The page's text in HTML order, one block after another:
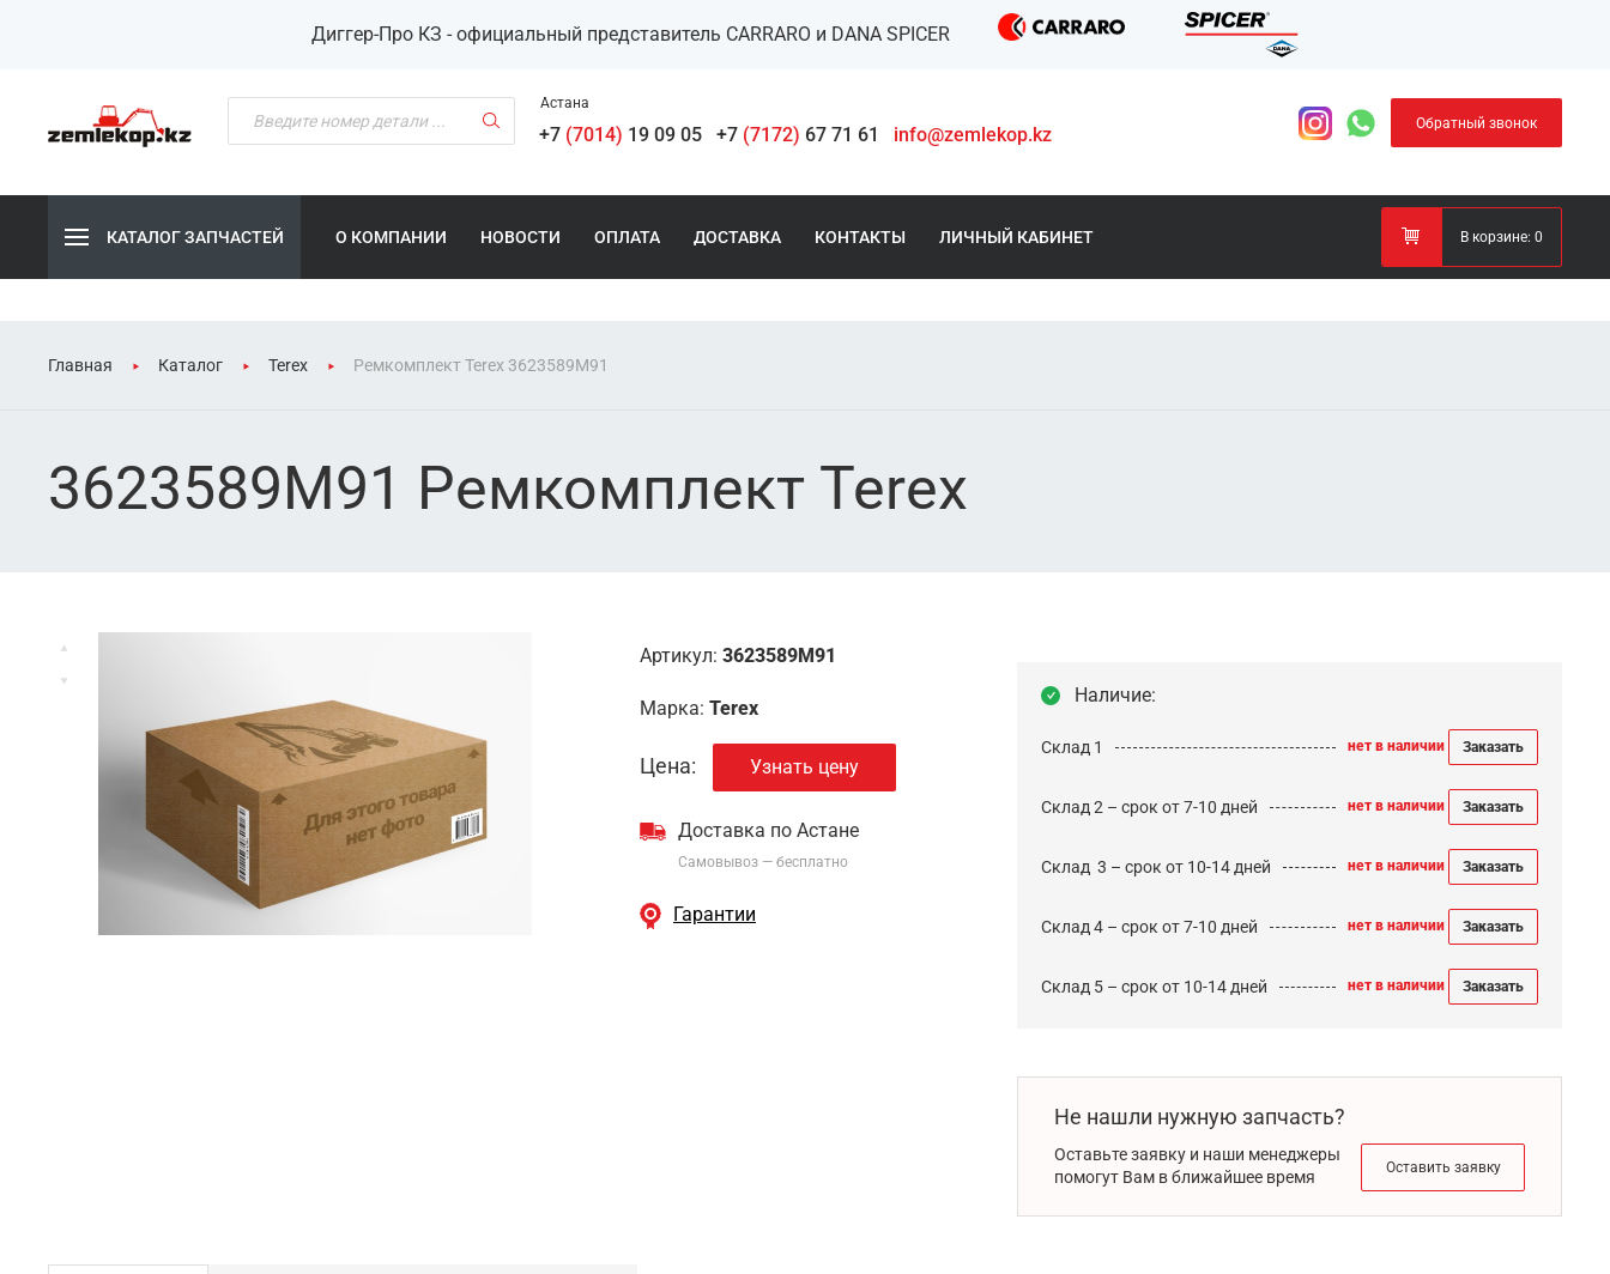
Диггер-Про КЗ - официальный представитель CARRARO и DANA SPICER
Астана
+7 (7014) 19 09 05 +7 (7172) 67 71 61 info@zemlekop.kz Обратный звонок
КАТАЛОГ ЗАПЧАСТЕЙ О КОМПАНИИ НОВОСТИ ОПЛАТА ДОСТАВКА КОНТАКТЫ ЛИЧНЫЙ КАБИНЕТ В корзине: 0
Главная Каталог Terex Ремкомплект Terex 3623589M91
3623589M91 Ремкомплект Terex
Артикул: 3623589M91
Марка: Terex
Цена: Узнать цену
Доставка по Астане
Самовывоз — бесплатно
Гарантии
Наличие:
Склад 1 нет в наличии Заказать
Склад 2 – срок от 7-10 дней нет в наличии Заказать
Cклад 3 – срок от 10-14 дней нет в наличии Заказать
Склад 4 – срок от 7-10 дней нет в наличии Заказать
Склад 5 – срок от 10-14 дней нет в наличии Заказать
Не нашли нужную запчасть?
Оставьте заявку и наши менеджеры
помогут Вам в ближайшее время
Оставить заявку